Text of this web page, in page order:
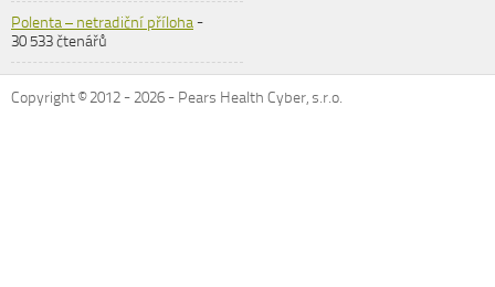
Polenta – netradiční příloha-
30 533 čtenářů
Copyright © 2012 -2026 - Pears Health Cyber, s.r.o.